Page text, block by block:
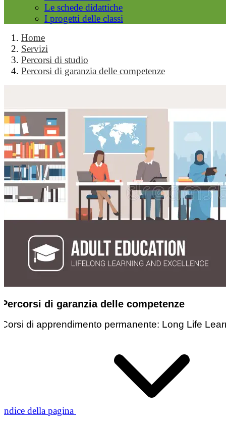
Le schede didattiche
I progetti delle classi
Home
Servizi
Percorsi di studio
Percorsi di garanzia delle competenze
Percorsi di garanzia delle competenze
Corsi di apprendimento permanente: Long Life
Indice della pagina